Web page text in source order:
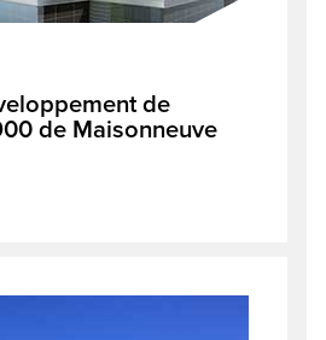
de
de Maisonneuve